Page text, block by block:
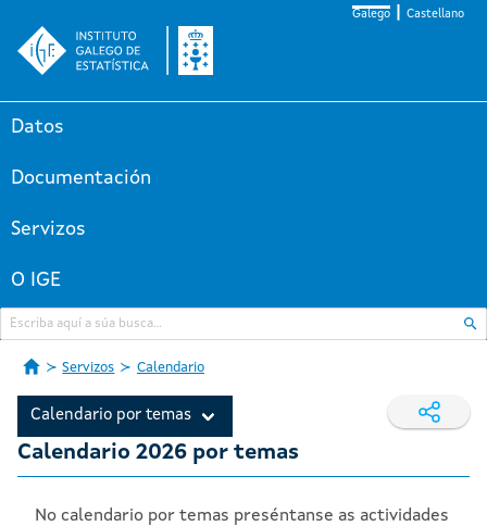
Galego Castellano
Datos
Documentación
Servizos
O IGE
Servizos Calendario
Calendario por temas
Calendario 2026 por temas
No calendario por temas preséntanse as actividades